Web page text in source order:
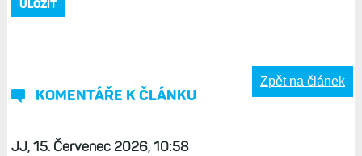
KOMENTÁŘE K ČLÁNKU
Zpět na článek
JJ, 15. Červenec 2026, 10:58